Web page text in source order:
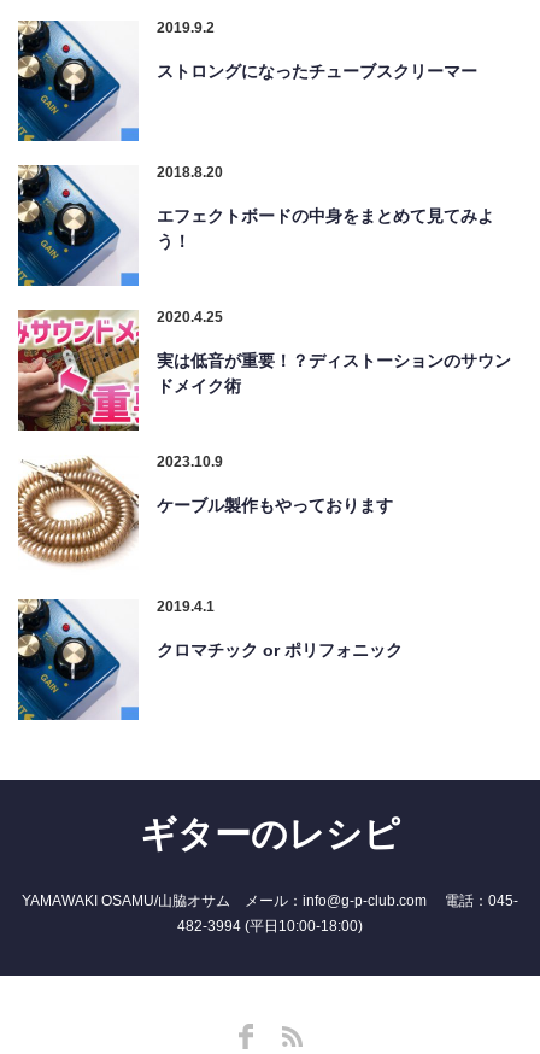
2019.9.2
ストロングになったチューブスクリーマー
2018.8.20
エフェクトボードの中身をまとめて見てみよ
う！
2020.4.25
実は低音が重要！？ディストーションのサウン
ドメイク術
2023.10.9
ケーブル製作もやっております
2019.4.1
クロマチック or ポリフォニック
ギターのレシピ
YAMAWAKI OSAMU/山脇オサム メール：info@g-p-club.com 電話：045-
482-3994 (平日10:00-18:00)